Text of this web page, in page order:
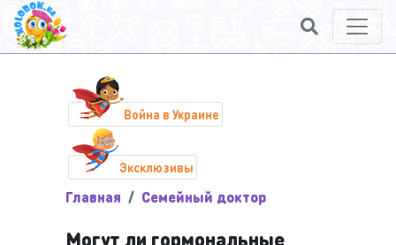
Война в Украине
Эксклюзивы
Главная Семейный доктор
Могут ли гормональные